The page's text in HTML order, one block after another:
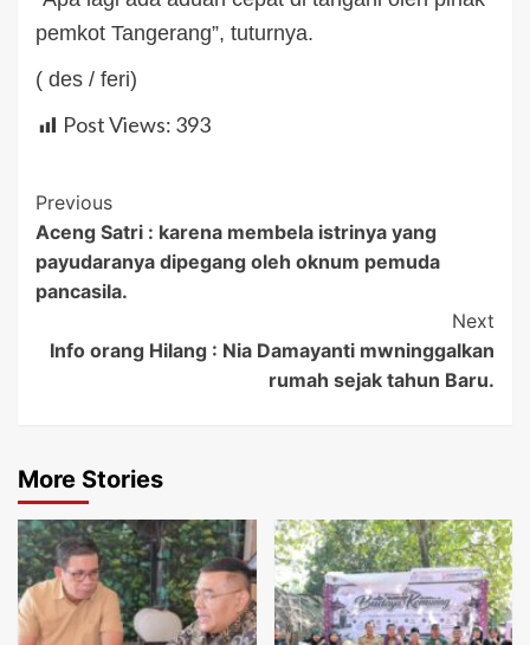
pemkot Tangerang”, tuturnya.
( des / feri)
Post Views: 393
Post
Navigation
Previous
Aceng Satri : karena membela istrinya yang
payudaranya dipegang oleh oknum pemuda
pancasila.
Next
Info orang Hilang : Nia Damayanti mwninggalkan
rumah sejak tahun Baru.
More Stories